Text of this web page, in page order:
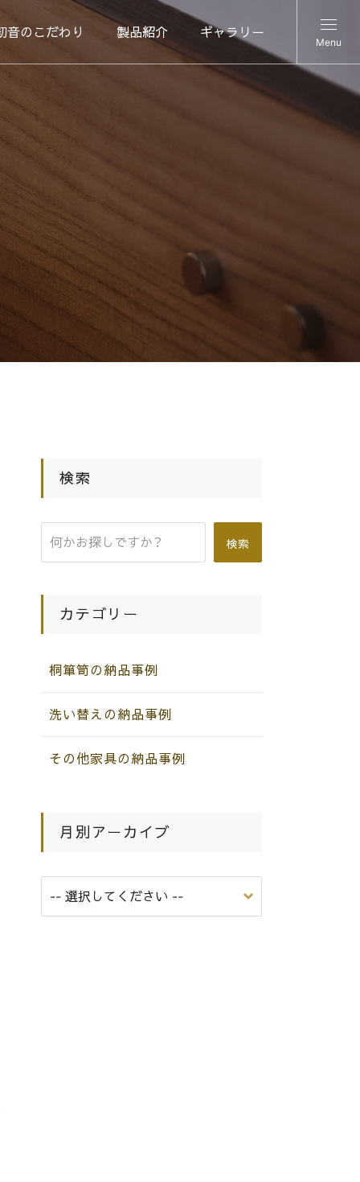
音のこだわり 製品紹介 ギャラリー
Menu
検索
検索
カテゴリー
桐箪笥の納品事例
洗い替えの納品事例
その他家具の納品事例
月別アーカイブ